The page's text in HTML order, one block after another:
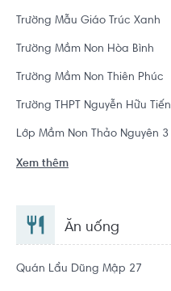
Trường Mẫu Giáo Trúc Xanh
Trường Mầm Non Hòa Bình
Trường Mầm Non Thiên Phúc
Trường THPT Nguyễn Hữu Tiến
Lớp Mầm Non Thảo Nguyên 3
Xem thêm
Ăn uống
Quán Lẩu Dũng Mập 27